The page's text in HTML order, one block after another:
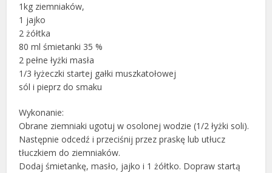
1kg ziemniaków,
1 jajko
2 żółtka
80 ml śmietanki 35 %
2 pełne łyżki masła
1/3 łyżeczki startej gałki muszkatołowej
sól i pieprz do smaku
Wykonanie:
Obrane ziemniaki ugotuj w osolonej wodzie (1/2 łyżki soli).
Następnie odcedź i przeciśnij przez praskę lub utłucz
tłuczkiem do ziemniaków.
Dodaj śmietankę, masło, jajko i 1 żółtko. Dopraw startą